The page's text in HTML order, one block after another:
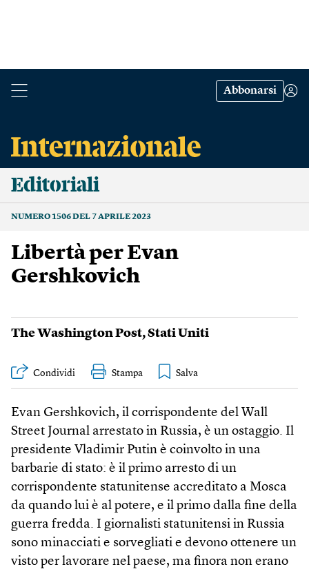
Abbonarsi
Editoriali
NUMERO 1506 DEL 7 APRILE 2023
Libertà per Evan
Gershkovich
The Washington Post,Stati Uniti
Condividi Stampa
Evan Gershkovich, il corrispondente del Wall
Street Journal arrestato in Russia, è un ostaggio. Il
presidente Vladimir Putin è coinvolto in una
barbarie di stato: è il primo arresto di un
corrispondente statunitense accreditato a Mosca
da quando lui è al potere, e il primo dalla fine della
guerra fredda. I giornalisti statunitensi in Russia
sono minacciati e sorvegliati e devono ottenere un
visto per lavorare nel paese, ma finora non erano